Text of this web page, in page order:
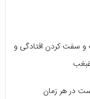
کردن افتادگی و
در هر زمان